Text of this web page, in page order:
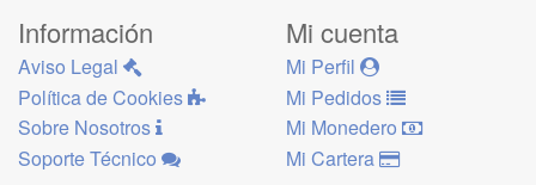
Información
Aviso Legal
Política de Cookies
Sobre Nosotros
Soporte Técnico
Mi cuenta
Mi Perfil
Mi Pedidos
Mi Monedero
Mi Cartera